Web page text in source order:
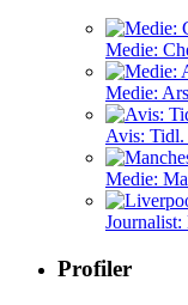
Medie:
Medie:
Avis: Tidl.
Medie:
Profiler